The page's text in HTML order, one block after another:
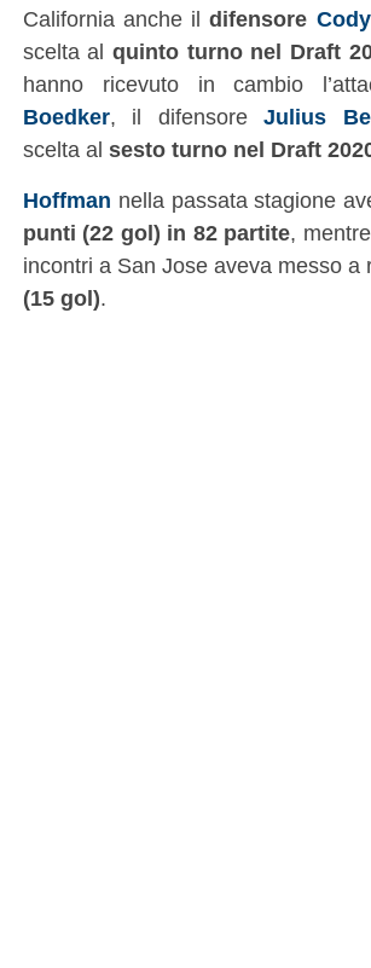
California anche ildifensore
scelta alquinto turno nel Draft
hanno ricevuto in cambio
Boedker, il difensoreJulius
scelta al sesto turno nel Draft
Hoffman nella passata stagione
punti (22 gol) in 82 partite, mentre
incontri a San Jose aveva messo
(15 gol).